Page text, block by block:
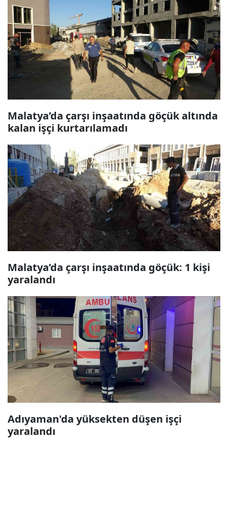
Malatya’da çarşı inşaatında göçük altında
kalan işçi kurtarılamadı
Malatya’da çarşı inşaatında göçük: 1 kişi
yaralandı
Adıyaman'da yüksekten düşen işçi
yaralandı